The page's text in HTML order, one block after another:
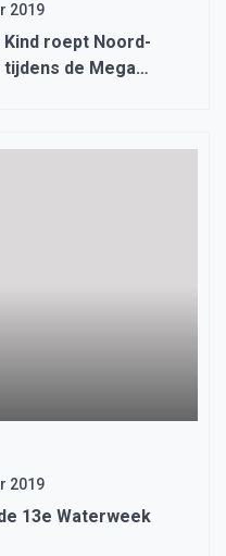
2019
roept Noord-
tijdens de Mega
2019
13e Waterweek